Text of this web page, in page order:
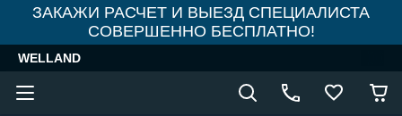
ЗАКАЖИ РАСЧЕТ И ВЫЕЗД СПЕЦИАЛИСТА
СОВЕРШЕННО БЕСПЛАТНО!
WELLAND